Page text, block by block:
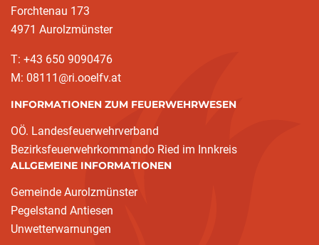
Forchtenau 173
4971 Aurolzmünster
T: +43 650 9090476
M: 08111@ri.ooelfv.at
INFORMATIONEN ZUM FEUERWEHRWESEN
OÖ. Landesfeuerwehrverband
Bezirksfeuerwehrkommando Ried im Innkreis
ALLGEMEINE INFORMATIONEN
Gemeinde Aurolzmünster
Pegelstand Antiesen
Unwetterwarnungen